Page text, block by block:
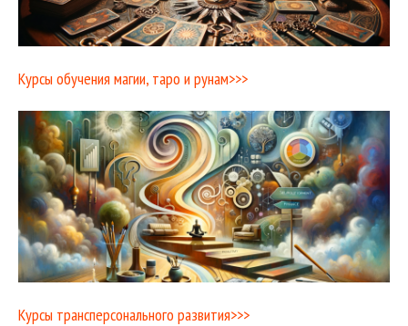
Курсы обучения магии, таро и рунам>>>
Курсы трансперсонального развития>>>